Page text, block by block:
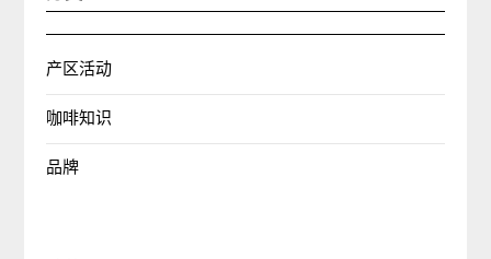
产区活动
咖啡知识
品牌